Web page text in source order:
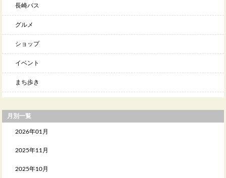
長崎バス
グルメ
ショップ
イベント
まち歩き
月別一覧
2026年01月
2025年11月
2025年10月